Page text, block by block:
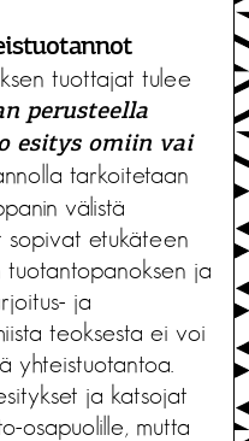
tuottajat tulee
perusteella
esitys omiin vai
tarkoitetaan
välistä
sopivat etukäteen
tuotantopanoksen ja
ja
teoksesta ei voi
yhteistuotantoa.
ja katsojat
osapuolille, mutta